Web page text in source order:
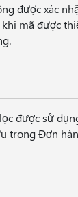
được xác
mã được
được sử
trong Đơn